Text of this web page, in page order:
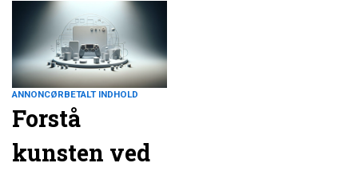
ANNONCØRBETALT INDHOLD
Forstå
kunsten ved